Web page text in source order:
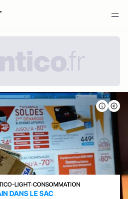
LIGHT›CONSOMMATION
DANS LE SAC